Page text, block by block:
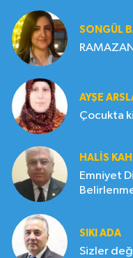
SONGÜL
AYŞE
Çocukta
HALIS
Emniyet
SIKI ADA
Sizler